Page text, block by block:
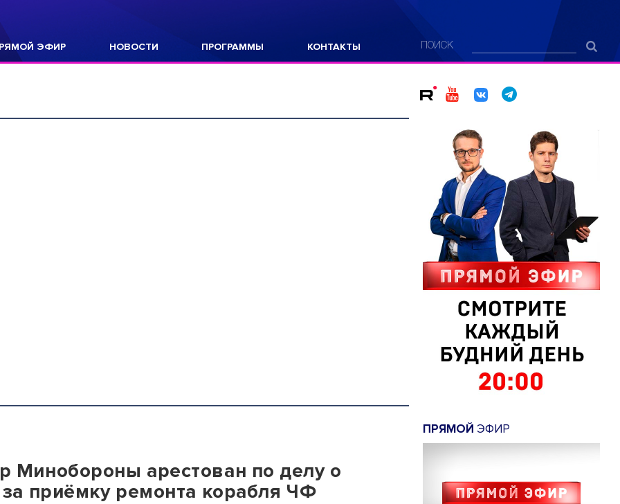
ЭФИР НОВОСТИ ПРОГРАММЫ КОНТАКТЫ ПОИСК
Минобороны арестован по делу о
за приёмку ремонта корабля ЧФ
ПРЯМОЙ ЭФИР